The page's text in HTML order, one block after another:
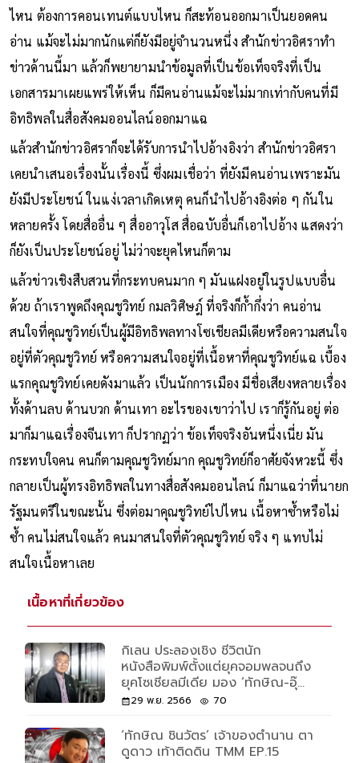
ไหน ต้องการคอนเทนต์แบบไหน ก็สะท้อนออกมาเป็นยอดคน
อ่าน แม้จะไม่มากนักแต่ก็ยังมีอยู่จำนวนหนึ่ง สำนักข่าวอิศราทำ
ข่าวด้านนี้มา แล้วก็พยายามนำข้อมูลที่เป็นข้อเท็จจริงที่เป็น
เอกสารมาเผยแพร่ให้เห็น ก็มีคนอ่านแม้จะไม่มากเท่ากับคนที่มี
อิทธิพลในสื่อสังคมออนไลน์ออกมาแฉ
แล้วสำนักข่าวอิศราก็จะได้รับการนำไปอ้างอิงว่า สำนักข่าวอิศรา
เคยนำเสนอเรื่องนั้นเรื่องนี้ ซึ่งผมเชื่อว่า ที่ยังมีคนอ่านเพราะมัน
ยังมีประโยชน์ ในแง่เวลาเกิดเหตุ คนก็นำไปอ้างอิงต่อ ๆ กันใน
หลายครั้ง โดยสื่ออื่น ๆ สื่ออาวุโส สื่อฉบับอื่นก็เอาไปอ้าง แสดงว่า
ก็ยังเป็นประโยชน์อยู่ ไม่ว่าจะยุคไหนก็ตาม
แล้วข่าวเชิงสืบสวนที่กระทบคนมาก ๆ มันแฝงอยู่ในรูปแบบอื่น
ด้วย ถ้าเราพูดถึงคุณชูวิทย์ กมลวิศิษฎ์ ที่จริงก็ก้ำกึ่งว่า คนอ่าน
สนใจที่คุณชูวิทย์เป็นผู้มีอิทธิพลทางโซเชียลมีเดียหรือความสนใจ
อยู่ที่ตัวคุณชูวิทย์ หรือความสนใจอยู่ที่เนื้อหาที่คุณชูวิทย์แฉ เบื้อง
แรกคุณชูวิทย์เคยดังมาแล้ว เป็นนักการเมือง มีชื่อเสียงหลายเรื่อง
ทั้งด้านลบ ด้านบวก ด้านเทา อะไรของเขาว่าไป เราก็รู้กันอยู่ ต่อ
มาก็มาแฉเรื่องจีนเทา ก็ปรากฏว่า ข้อเท็จจริงอันหนึ่งเนี่ย มัน
กระทบใจคน คนก็ตามคุณชูวิทย์มาก คุณชูวิทย์ก็อาศัยจังหวะนี้ ซึ่ง
กลายเป็นผู้ทรงอิทธิพลในทางสื่อสังคมออนไลน์ ก็มาแฉว่าที่นายก
รัฐมนตรีในขณะนั้น ซึ่งต่อมาคุณชูวิทย์ไปไหน เนื้อหาซ้ำหรือไม่
ซ้ำ คนไม่สนใจแล้ว คนมาสนใจที่ตัวคุณชูวิทย์ จริง ๆ แทบไม่
สนใจเนื้อหาเลย
เนื้อหาที่เกี่ยวข้อง
กิเลน ประลองเชิง ชีวิตนัก
หนังสือพิมพ์ตั้งแต่ยุคจอมพลจนถึง
ยุคโซเชียลมีเดีย มอง ‘ทักษิณ-อุ๊
งอิ๊งค์-ธนาธร’ กับการเมือง
29 พ.ย. 2566 70
‘ทักษิณ ชินวัตร’ เจ้าของตำนาน ตา
ดูดาว เท้าติดดิน TMM EP.15